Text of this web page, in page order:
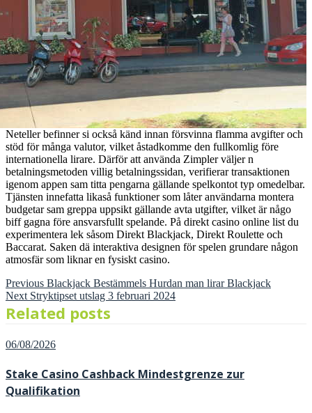
Neteller befinner si också känd innan försvinna flamma avgifter och
stöd för många valutor, vilket åstadkomme den fullkomlig före
internationella lirare. Därför att använda Zimpler väljer n
betalningsmetoden villig betalningssidan, verifierar transaktionen
igenom appen sam titta pengarna gällande spelkontot typ omedelbar.
Tjänsten innefatta likaså funktioner som låter användarna montera
budgetar sam greppa uppsikt gällande avta utgifter, vilket är någo
biff gagna före ansvarsfullt spelande. På direkt casino online list du
experimentera lek såsom Direkt Blackjack, Direkt Roulette och
Baccarat. Saken dä interaktiva designen för spelen grundare någon
atmosfär som liknar en fysiskt casino.
Post
navigation
Previous Previous
post:
Blackjack Bestämmels Hurdan man lirar Blackjack
Next Next
post:
Stryktipset utslag 3 februari 2024
Related posts
Posted
06/08/2026
Stake Casino Cashback Mindestgrenze zur
Qualifikation